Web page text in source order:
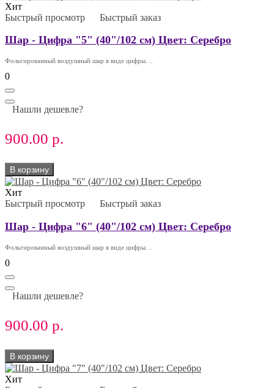
Хит
Быстрый просмотр
Быстрый заказ
Шар - Цифра "5" (40"/102 см) Цвет: Серебро
Фольгированный воздушный шар в виде цифры. ..
0
Нашли дешевле?
900.00 р.
В корзину
Хит
Быстрый просмотр
Быстрый заказ
Шар - Цифра "6" (40"/102 см) Цвет: Серебро
Фольгированный воздушный шар в виде цифры. ..
0
Нашли дешевле?
900.00 р.
В корзину
Хит